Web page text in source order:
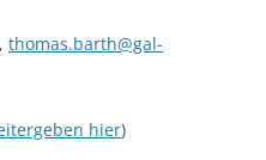
thomas.barth@gal-
hier)